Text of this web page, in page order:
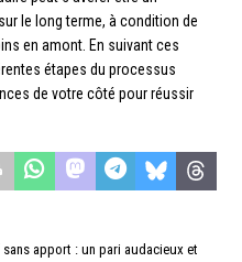
le long terme, à condition de
en amont. En suivant ces
étapes du processus
de votre côté pour réussir
apport : un pari audacieux et